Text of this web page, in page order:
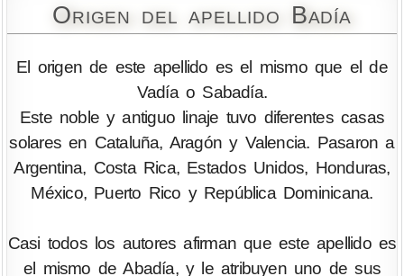
Origen del apellido Badía
El origen de este apellido es el mismo que el de
Vadía o Sabadía.
Este noble y antiguo linaje tuvo diferentes casas
solares en Cataluña, Aragón y Valencia. Pasaron a
Argentina, Costa Rica, Estados Unidos, Honduras,
México, Puerto Rico y República Dominicana.
Casi todos los autores afirman que este apellido es
el mismo de Abadía, y le atribuyen uno de sus